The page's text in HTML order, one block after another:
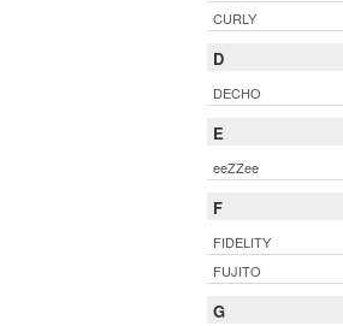
CURLY
D
DECHO
E
eeZZee
F
FIDELITY
FUJITO
G